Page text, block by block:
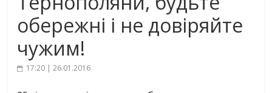
обережні і не довіряйте
чужим!
17:20 | 26.01.2016